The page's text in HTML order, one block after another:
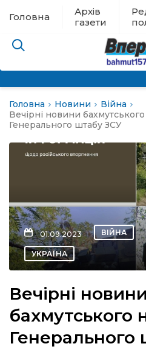
Головна
Архів
газети
евакуації
новини
Головна Новини
Війна
Вечірні новини
Генерального штабу ЗСУ
01.09.2023 ВІЙНА
УКРАЇНА
Вечірні новини
бахмутського